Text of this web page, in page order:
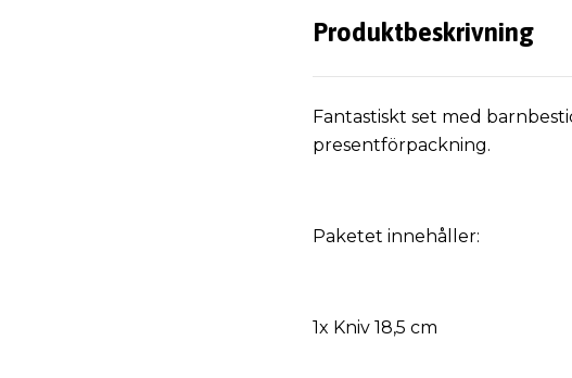
Produktbeskrivning
Fantastiskt set med
presentförpackning.
Paketet innehåller:
1x Kniv 18,5 cm